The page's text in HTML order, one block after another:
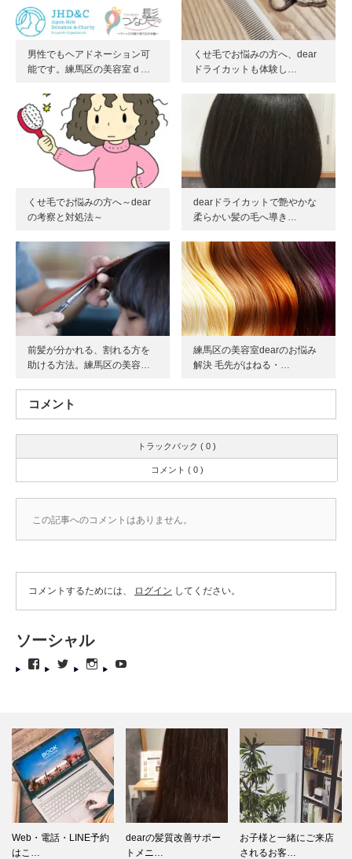
男性でもヘアドネーション可
能です。練馬区の美容室ｄ…
くせ毛でお悩みの方へ、dear
ドライカットも体験し…
くせ毛でお悩みの方へ～dear
の考察と対処法～
dearドライカットで艶やかな
柔らかい髪の毛へ導き…
前髪が分かれる、割れる方を
助ける方法。練馬区の美容…
練馬区の美容室dearのお悩み
解決 毛先がはねる・…
コメント
トラックバック ( 0 )
コメント ( 0 )
この記事へのコメントはありません。
コメントするためには、 ログイン してください。
ソーシャル
Web・電話・LINE予約
はこ…
dearの髪質改善サポー
トメニ…
お子様と一緒にご来店
されるお客…